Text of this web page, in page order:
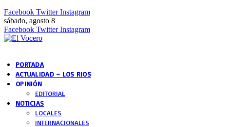
Facebook Twitter Instagram
sábado, agosto 8
Facebook Twitter Instagram
PORTADA
ACTUALIDAD – LOS RIOS
OPINIÓN
EDITORIAL
NOTICIAS
LOCALES
INTERNACIONALES